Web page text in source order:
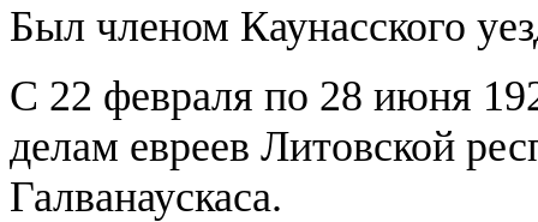
Был членом Каунасского
С 22 февраля по 28 июня
делам евреев Литовской
Галванаускаса.